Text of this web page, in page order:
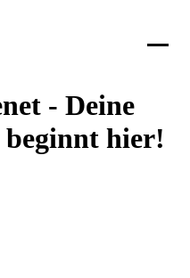
- Deine
hier!